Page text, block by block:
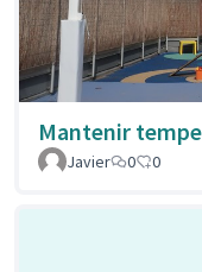
Mantenir
Javier
0 0